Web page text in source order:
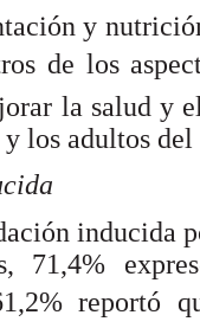
y
de los
la salud y
los adultos del
inducida
71,4%
reportó